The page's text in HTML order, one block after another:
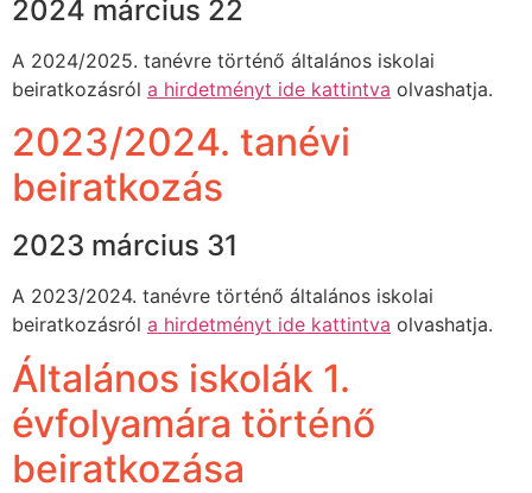
2024 március 22
A 2024/2025. tanévre történő általános iskolai
beiratkozásról a hirdetményt ide kattintva olvashatja.
2023/2024. tanévi
beiratkozás
2023 március 31
A 2023/2024. tanévre történő általános iskolai
beiratkozásról a hirdetményt ide kattintva olvashatja.
Általános iskolák 1.
évfolyamára történő
beiratkozása